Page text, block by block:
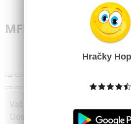
Výběr hraček
MFP Pořadač A4 4
Vaše cena
Dostupnost
Hračky